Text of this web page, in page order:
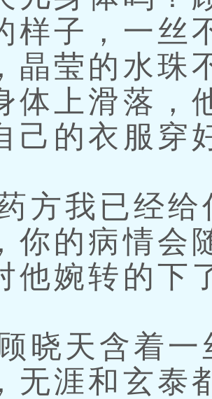
样子，一丝
晶莹的水珠
体上滑落，
己的衣服穿
我已经给
你的病情会
他婉转的下
天含着一
无涯和玄泰